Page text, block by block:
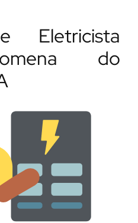
Eletricista
do